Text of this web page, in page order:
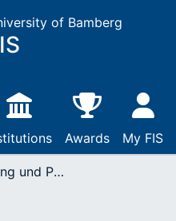
of Bamberg
Awards My FIS
Selbstdarstellung und Persönlichkeit auf privaten Homepages